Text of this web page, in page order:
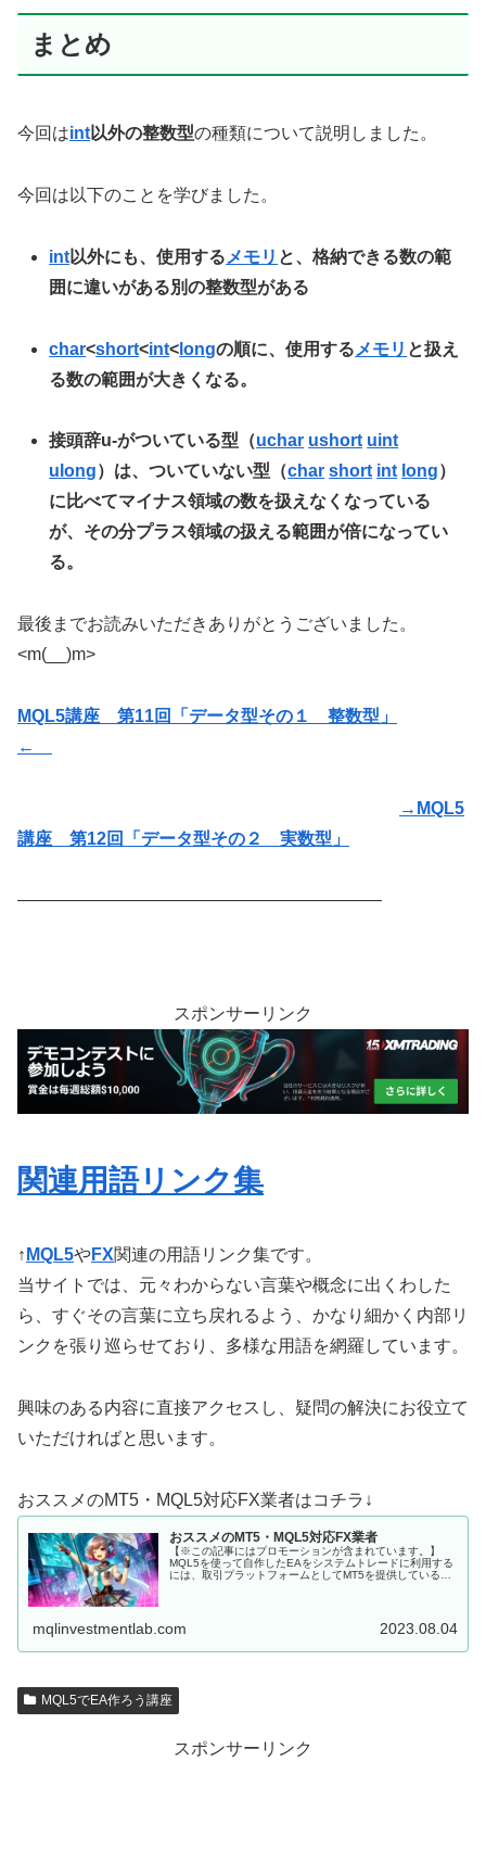
まとめ
今回はint以外の整数型の種類について説明しました。
今回は以下のことを学びました。
int以外にも、使用する メモリ と、格納できる数の範
囲に違いがある別の整数型がある
char<short<int< longの順に、使用する メモリ と扱え
る数の範囲が大きくなる。
接頭辞u-がついている型（uchar ushort uint
ulong）は、ついていない型（char short int long）
に比べてマイナス領域の数を扱えなくなっている
が、その分プラス領域の扱える範囲が倍になってい
る。
最後までお読みいただきありがとうございました。
<m(__)m>
MQL5講座 第11回「データ型その１ 整数型」
←
→MQL5
講座 第12回「データ型その２ 実数型」
—————————————————————
スポンサーリンク
関連用語リンク集
↑ MQL5やFX関連の用語リンク集です。
当サイトでは、元々わからない言葉や概念に出くわした
ら、すぐその言葉に立ち戻れるよう、かなり細かく内部リ
ンクを張り巡らせており、多様な用語を網羅しています。
興味のある内容に直接アクセスし、疑問の解決にお役立て
いただければと思います。
おススメのMT5・MQL5対応FX業者はコチラ↓
おススメのMT5・MQL5対応FX業者
【※この記事にはプロモーションが含まれています。】
MQL5を使って自作したEAをシステムトレードに利用する
には、取引プラットフォームとしてMT5を提供しているFX
mqlinvestmentlab.com 2023.08.04
MQL5でEA作ろう講座
スポンサーリンク